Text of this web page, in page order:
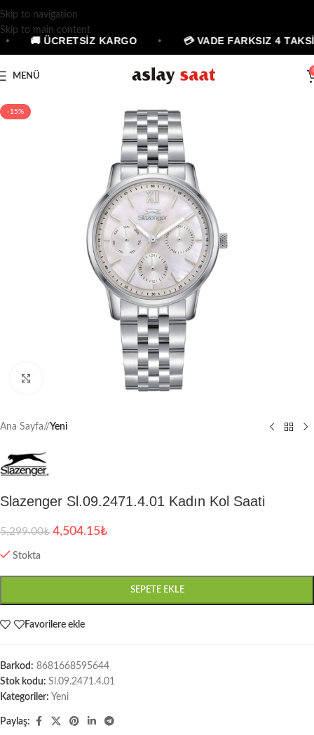
Skip to navigation
Skip to main content
🚚 ÜCRETSİZ KARGO 💳 VADE FARKSIZ 4
MENÜ
-15%
Büyütmek için tıklayın
Ana Sayfa/ Yeni
Slazenger Sl.09.2471.4.01 Kadın Kol Saati
5,299.00₺ 4,504.15₺
Stokta
SEPETE EKLE
Favorilere ekle
Barkod: 8681668595644
Stok kodu: Sl.09.2471.4.01
Kategoriler: Yeni
Paylaş: